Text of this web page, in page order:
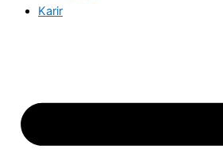
Karir